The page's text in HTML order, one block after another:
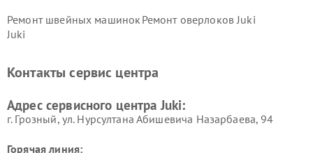
Ремонт швейных машинок
Juki
Ремонт оверлоков Juki
Контакты сервис центра
Адрес сервисного центра Juki:
г. Грозный, ул. Нурсултана Абишевича Назарбаева, 94
Горячая линия: